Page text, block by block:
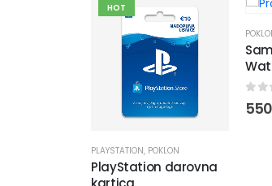
HOT
PLAYSTATION, POKLON
PlayStation darovna
0